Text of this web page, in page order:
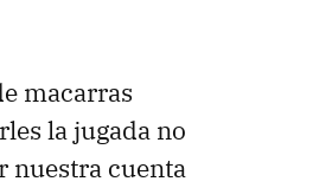
macarras
la jugada no
nuestra cuenta